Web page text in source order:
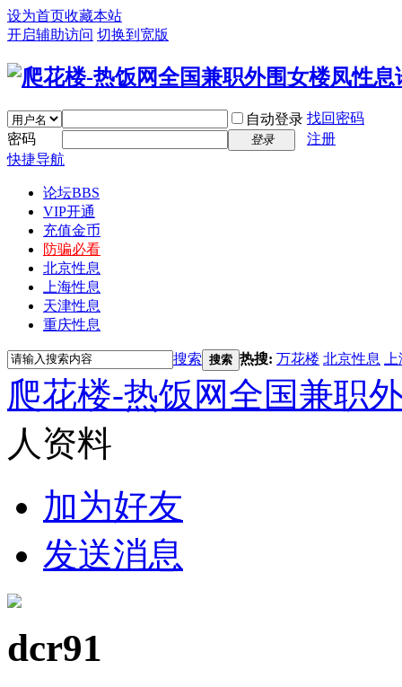
设为首页收藏本站
开启辅助访问 切换到宽版
自动登录 找回密码
密码
登录
注册
快捷导航
论坛BBS
VIP开通
充值金币
防骗必看
北京性息
上海性息
天津性息
重庆性息
搜索 搜索 热搜: 万花楼 北京性息
爬花楼-热饭网全国兼职
人资料
加为好友
发送消息
dcr91